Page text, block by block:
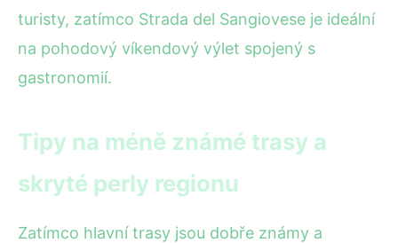
turisty, zatímco Strada del Sangiovese je ideální
na pohodový víkendový výlet spojený s
gastronomií.
Tipy na méně známé trasy a
skryté perly regionu
Zatímco hlavní trasy jsou dobře známy a